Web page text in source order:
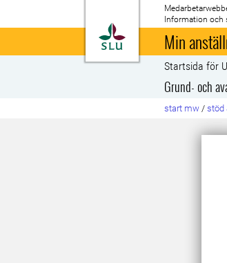
Till startsida
Information och
Min
Startsida för
Grund- och
start mw / stöd